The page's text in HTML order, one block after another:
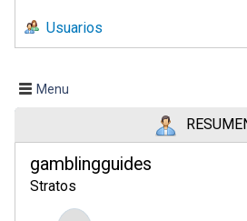
Usuarios
Menu
gamblingguides
Stratos